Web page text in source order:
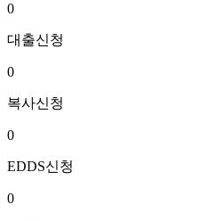
0
대출신청
0
복사신청
0
EDDS신청
0